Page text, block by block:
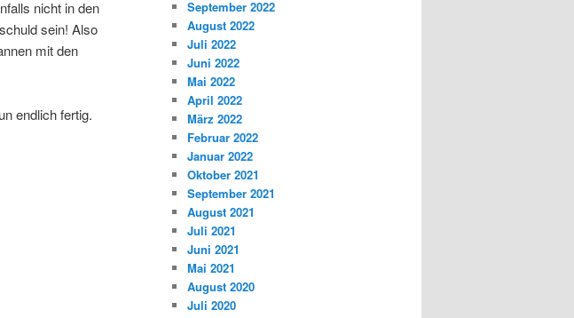
nicht in den
sein! Also
mit den
endlich fertig.
September 2022
August 2022
Juli 2022
Juni 2022
Mai 2022
April 2022
März 2022
Februar 2022
Januar 2022
Oktober 2021
September 2021
August 2021
Juli 2021
Juni 2021
Mai 2021
August 2020
Juli 2020